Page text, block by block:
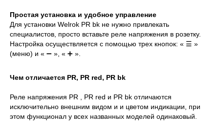
Простая установка и удобное управление
Для установки Welrok PR bk не нужно привлекать
специалистов, просто вставьте реле напряжения в розетку.
Настройка осуществляется с помощью трех кнопок: « ☰ »
(меню) и « ➖ », « ➕ ».
Чем отличается PR, PR red, PR bk
Реле напряжения PR , PR red и PR bk отличаются
исключительно внешним видом и и цветом индикации, при
этом функционал у всех названных моделей одинаковый.